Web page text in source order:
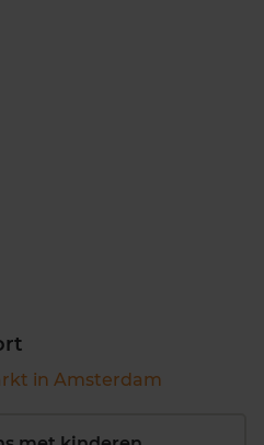
in Amsterdam